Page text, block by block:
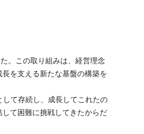
。この取り組みは、経営理念
を支える新たな基盤の構築を
て存続し、成⻑してこれたの
て困難に挑戦してきたからだ